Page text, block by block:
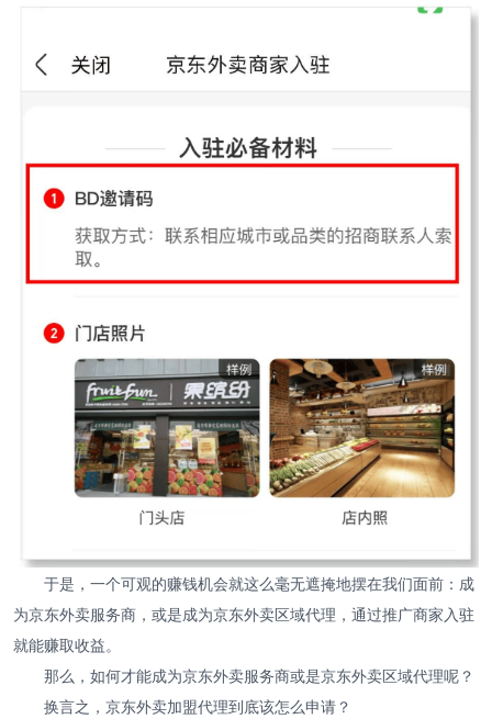
于是，一个可观的赚钱机会就这么毫无遮掩地摆在我们面前：成
为京东外卖服务商，或是成为京东外卖区域代理，通过推广商家入驻
就能赚取收益。
那么，如何才能成为京东外卖服务商或是京东外卖区域代理呢？
换言之，京东外卖加盟代理到底该怎么申请？